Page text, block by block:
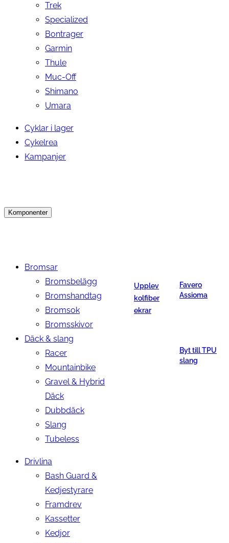
Trek
Specialized
Bontrager
Garmin
Thule
Muc-Off
Shimano
Umara
Cyklar i lager
Cykelrea
Kampanjer
Komponenter
Bromsar
Bromsbelägg
Bromshandtag
Bromsok
Bromsskivor
Däck & slang
Racer
Mountainbike
Gravel & Hybrid
Däck
Dubbdäck
Slang
Tubeless
Drivlina
Bash Guard &
Kedjestyrare
Framdrev
Kassetter
Kedjor
Upplev
kolfiber
ekrar
Favero
Assioma
Byt till TPU
slang